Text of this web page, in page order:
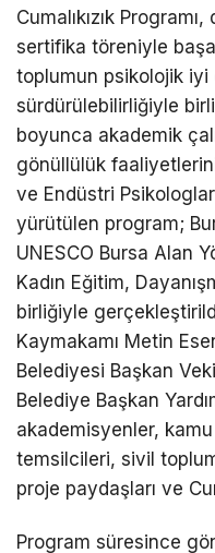
Cumalıkızık
sertifika töreniyle
toplumun psikolojik iyi
sürdürülebilirliğiyle
boyunca akademik
gönüllülük
ve Endüstri
yürütülen program;
UNESCO Bursa Alan
Kadın Eğitim,
birliğiyle
Kaymakamı Metin
Belediyesi Başkan
Belediye Başkan
akademisyenler,
temsilcileri, sivil
proje paydaşları ve
Program süresince